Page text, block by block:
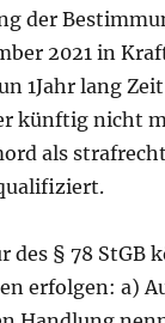
der
2021 in
1Jahr lang
künftig nicht
als
des § 78 StGB
erfolgen: a)